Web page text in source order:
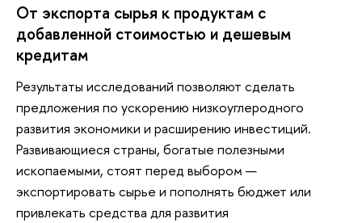
От экспорта сырья к продуктам с
добавленной стоимостью и дешевым
кредитам
Результаты исследований позволяют сделать
предложения по ускорению низкоуглеродного
развития экономики и расширению инвестиций.
Развивающиеся страны, богатые полезными
ископаемыми, стоят перед выбором —
экспортировать сырье и пополнять бюджет или
привлекать средства для развития